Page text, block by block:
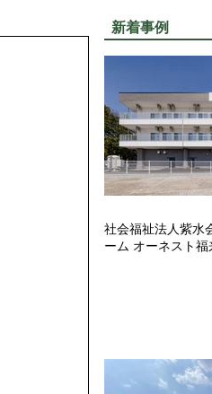
新着事例
社会福祉法人紫水
ーム オーネスト